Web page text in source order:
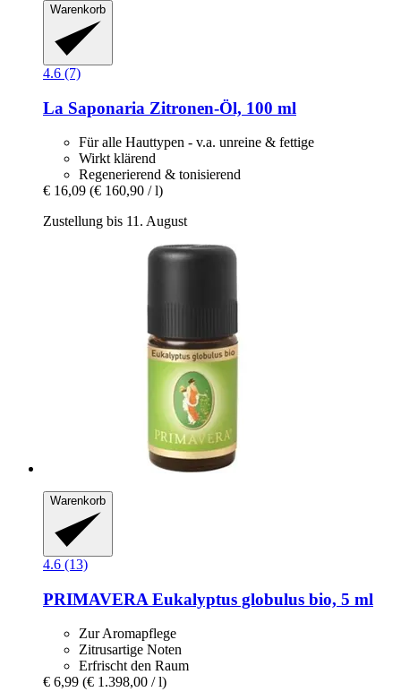
Warenkorb
4.6 (7)
La Saponaria Zitronen-​Öl, 100 ml
Für alle Hauttypen - v.a. unreine & fettige
Wirkt klärend
Regenerierend & tonisierend
€ 16,09 (€ 160,90 / l)
Zustellung bis 11. August
Warenkorb
4.6 (13)
PRIMAVERA Eukalyptus globulus bio, 5 ml
Zur Aromapflege
Zitrusartige Noten
Erfrischt den Raum
€ 6,99 (€ 1.398,00 / l)